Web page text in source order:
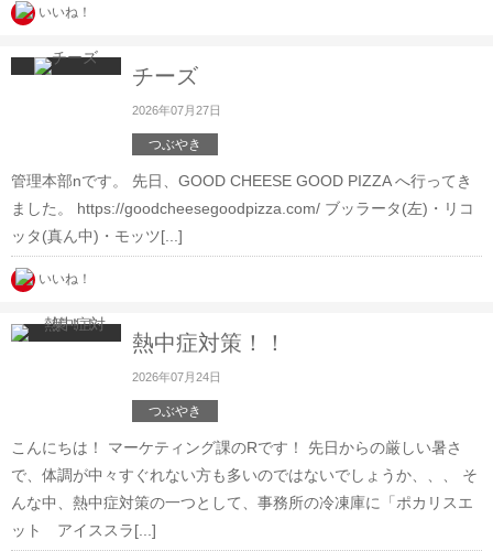
いいね！
チーズ
2026年07月27日
つぶやき
管理本部nです。 先日、GOOD CHEESE GOOD PIZZA へ行ってき
ました。 https://goodcheesegoodpizza.com/ ブッラータ(左)・リコ
ッタ(真ん中)・モッツ[...]
いいね！
熱中症対策！！
2026年07月24日
つぶやき
こんにちは！ マーケティング課のRです！ 先日からの厳しい暑さ
で、体調が中々すぐれない方も多いのではないでしょうか、、、 そ
んな中、熱中症対策の一つとして、事務所の冷凍庫に「ポカリスエ
ット アイススラ[...]